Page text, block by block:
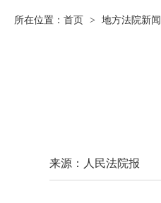
所在位置： 首页 > 地方法院新闻
来源：人民法院报